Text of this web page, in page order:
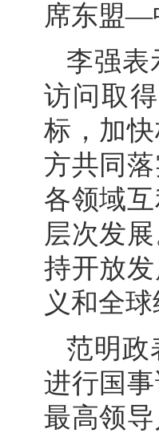
席东盟—
李强表
访问取
标，加
方共同
各领域
层次发
持开放
义和全
范明政
进行国
最高领